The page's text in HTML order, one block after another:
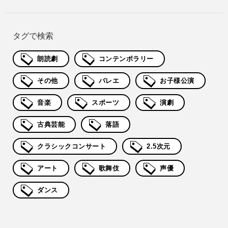
タグで検索
朗読劇 コンテンポラリー
その他 バレエ お子様公演
音楽 スポーツ 演劇
古典芸能 落語
クラシックコンサート 2.5次元
アート 歌舞伎 声優
ダンス